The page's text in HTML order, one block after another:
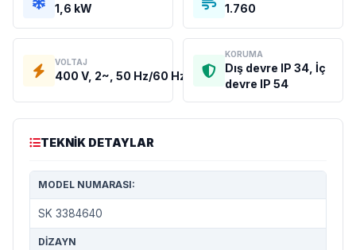
1,6 kW 1.760
VOLTAJ
400 V, 2~, 50 Hz/60 Hz, 400 V AC
KORUMA
Dış devre IP 34, İç
devre IP 54
TEKNIK DETAYLAR
MODEL NUMARASI:
SK 3384640
DIZAYN